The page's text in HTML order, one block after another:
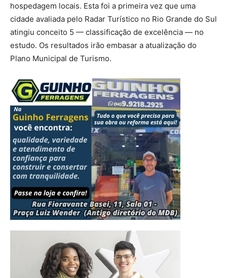
hospedagem locais. Esta foi a primeira vez que uma
cidade avaliada pelo Radar Turístico no Rio Grande do Sul
atingiu conceito 5 — classificação de excelência — no
estudo. Os resultados irão embasar a atualização do
Plano Municipal de Turismo.